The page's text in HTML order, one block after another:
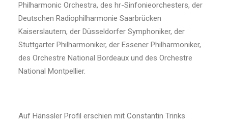
Philharmonic Orchestra, des hr-Sinfonieorchesters, der
Deutschen Radiophilharmonie Saarbrücken
Kaiserslautern, der Düsseldorfer Symphoniker, der
Stuttgarter Philharmoniker, der Essener Philharmoniker,
des Orchestre National Bordeaux und des Orchestre
National Montpellier.
Auf Hänssler Profil erschien mit Constantin Trinks